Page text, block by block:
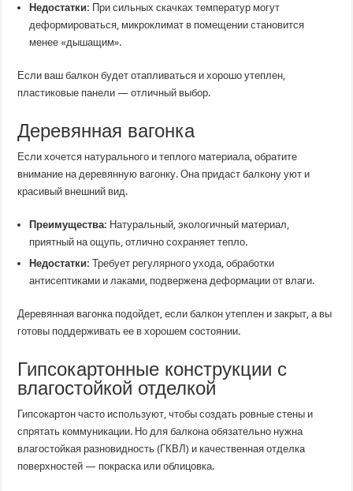
Недостатки: При сильных скачках температур могут
деформироваться, микроклимат в помещении становится
менее «дышащим».
Если ваш балкон будет отапливаться и хорошо утеплен,
пластиковые панели — отличный выбор.
Деревянная вагонка
Если хочется натурального и теплого материала, обратите
внимание на деревянную вагонку. Она придаст балкону уют и
красивый внешний вид.
Преимущества: Натуральный, экологичный материал,
приятный на ощупь, отлично сохраняет тепло.
Недостатки: Требует регулярного ухода, обработки
антисептиками и лаками, подвержена деформации от влаги.
Деревянная вагонка подойдет, если балкон утеплен и закрыт, а вы
готовы поддерживать ее в хорошем состоянии.
Гипсокартонные конструкции с
влагостойкой отделкой
Гипсокартон часто используют, чтобы создать ровные стены и
спрятать коммуникации. Но для балкона обязательно нужна
влагостойкая разновидность (ГКВЛ) и качественная отделка
поверхностей — покраска или облицовка.